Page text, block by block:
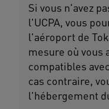
Si vous n'avez
l'UCPA, vous
l'aéroport de
mesure où vous
compatibles
cas contraire,
l'hébergement